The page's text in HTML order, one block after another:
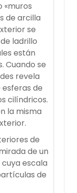
«muros
de arcilla
se
ladrillo
están
Cuando se
revela
de
cilíndricos.
la misma
de
de un
cuya escala
de